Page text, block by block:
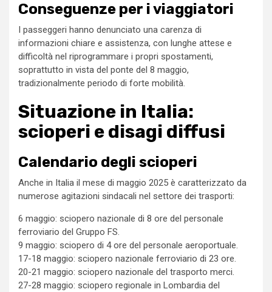
Conseguenze per i viaggiatori
I passeggeri hanno denunciato una carenza di
informazioni chiare e assistenza, con lunghe attese e
difficoltà nel riprogrammare i propri spostamenti,
soprattutto in vista del ponte del 8 maggio,
tradizionalmente periodo di forte mobilità.
Situazione in Italia:
scioperi e disagi diffusi
Calendario degli scioperi
Anche in Italia il mese di maggio 2025 è caratterizzato da
numerose agitazioni sindacali nel settore dei trasporti:
6 maggio: sciopero nazionale di 8 ore del personale
ferroviario del Gruppo FS.
9 maggio: sciopero di 4 ore del personale aeroportuale.
17-18 maggio: sciopero nazionale ferroviario di 23 ore.
20-21 maggio: sciopero nazionale del trasporto merci.
27-28 maggio: sciopero regionale in Lombardia del